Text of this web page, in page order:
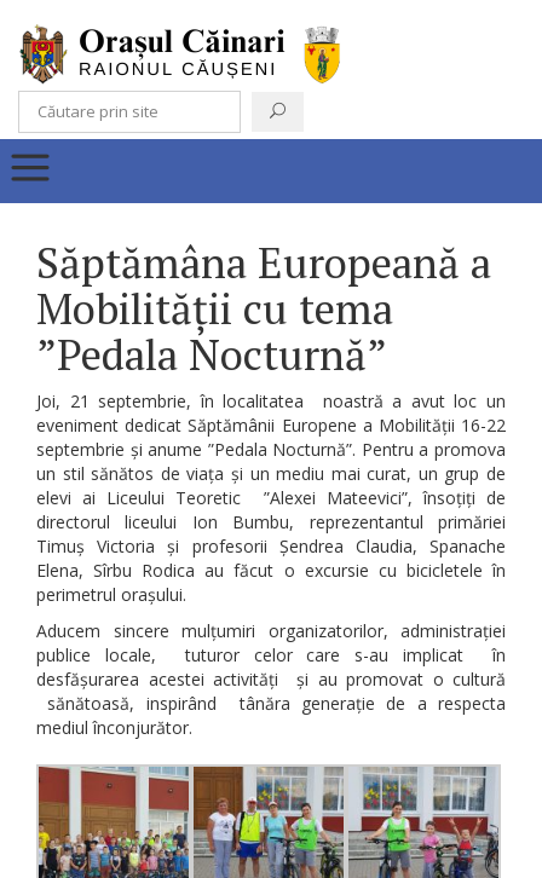
Săptămâna Europeană a
Mobilității cu tema
”Pedala Nocturnă”
Joi, 21 septembrie, în localitatea noastră a avut loc un
eveniment dedicat Săptămânii Europene a Mobilității 16-22
septembrie și anume ”Pedala Nocturnă”. Pentru a promova
un stil sănătos de viața și un mediu mai curat, un grup de
elevi ai Liceului Teoretic ”Alexei Mateevici”, însoțiți de
directorul liceului Ion Bumbu, reprezentantul primăriei
Timuș Victoria și profesorii Șendrea Claudia, Spanache
Elena, Sîrbu Rodica au făcut o excursie cu bicicletele în
perimetrul orașului.
Aducem sincere mulțumiri organizatorilor, administrației
publice locale, tuturor celor care s-au implicat în
desfășurarea acestei activități și au promovat o cultură
sănătoasă, inspirând tânăra generație de a respecta
mediul înconjurător.